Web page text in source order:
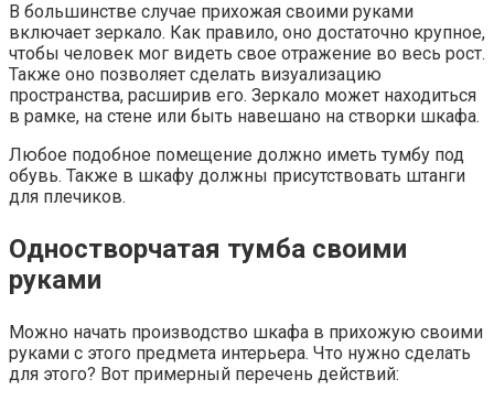
В большинстве случае прихожая своими руками
включает зеркало. Как правило, оно достаточно крупное,
чтобы человек мог видеть свое отражение во весь рост.
Также оно позволяет сделать визуализацию
пространства, расширив его. Зеркало может находиться
в рамке, на стене или быть навешано на створки шкафа.
Любое подобное помещение должно иметь тумбу под
обувь. Также в шкафу должны присутствовать штанги
для плечиков.
Одностворчатая тумба своими
руками
Можно начать производство шкафа в прихожую своими
руками с этого предмета интерьера. Что нужно сделать
для этого? Вот примерный перечень действий: